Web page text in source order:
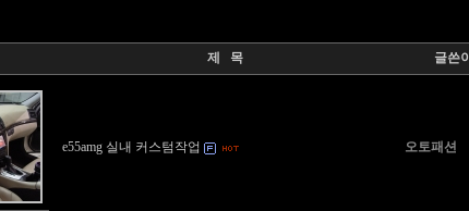
제 목 글쓴이
e55amg 실내 커스텀작업 오토패션